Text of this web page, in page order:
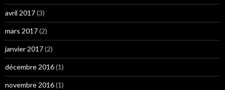
avril 2017(3)
mars 2017(2)
janvier 2017(2)
décembre 2016(1)
novembre 2016(1)